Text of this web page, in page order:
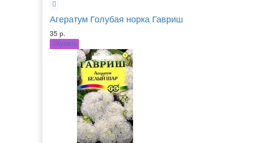
Агератум Голубая норка Гавриш
35 р.
Купить